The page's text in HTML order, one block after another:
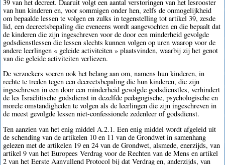
39 van het decreet. Daaruit volgt een aantal verstoringen van het lesrooster
van hun kinderen en, voor sommigen onder hen, zelfs de onmogelijkheid
om bepaalde lessen te volgen en zulks in tegenstelling tot artikel 39, zesde
lid, een decreetsbepaling die eveneens wordt aangevochten en die bepaalt dat
de kinderen die zijn ingeschreven voor de door een minderheid gevolgde
godsdienstlessen die lessen slechts kunnen volgen op uren waarop voor de
andere leerlingen « geleide activiteiten » plaatsvinden, waarbij zij het genot
van die geleide activiteiten verliezen.
De verzoekers voeren ook het belang aan om, namens hun kinderen, in
rechte te treden tegen een decreetsbepaling die hun kinderen, die zijn
ingeschreven in een door een minderheid gevolgde godsdienstles, verhindert
de les Israëlitische godsdienst in dezelfde pedagogische, psychologische en
morele omstandigheden te volgen als de leerlingen die zijn ingeschreven in
de meest gevolgde lessen niet-confessionele zedenleer of godsdienst.
Ten aanzien van het enig middel A.2.1. Een enig middel wordt afgeleid uit
de schending van de artikelen 10 en 11 van de Grondwet in samenhang
gelezen met de artikelen 19 en 24 van de Grondwet, alsmede, enerzijds, van
artikel 9 van het Europees Verdrag voor de Rechten van de Mens en artikel
2 van het Eerste Aanvullend Protocol bij dat Verdrag en, anderzijds, van